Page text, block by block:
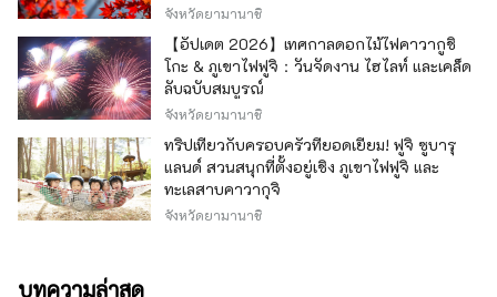
จังหวัดยามานาชิ
【อัปเดต 2026】เทศกาลดอกไม้ไฟคาวากูชิ
โกะ & ภูเขาไฟฟูจิ：วันจัดงาน ไฮไลท์ และเคล็ด
ลับฉบับสมบูรณ์
จังหวัดยามานาชิ
ทริปเที่ยวกับครอบครัวที่ยอดเยี่ยม! ฟูจิ ซูบารุ
แลนด์ สวนสนุกที่ตั้งอยู่เชิง ภูเขาไฟฟูจิ และ
ทะเลสาบคาวากุจิ
จังหวัดยามานาชิ
บทความล่าสุด